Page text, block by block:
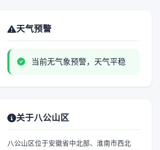
天气预警
当前无气象预警，天气平稳
关于八公山区
八公山区位于安徽省中北部、淮南市西北